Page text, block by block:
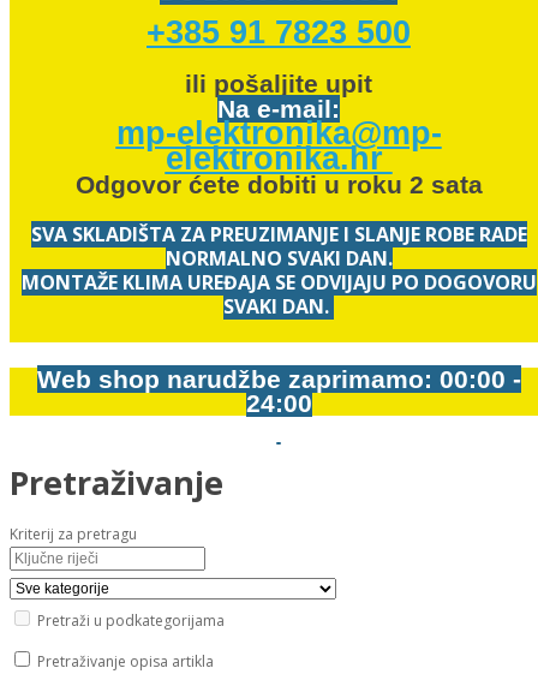
+385 91 7823 500
ili pošaljite upit
Na e-mail:
mp-elektronika@mp-
elektronika.hr
Odgovor ćete dobiti u roku 2 sata
SVA SKLADIŠTA ZA PREUZIMANJE I SLANJE ROBE RADE
NORMALNO SVAKI DAN.
MONTAŽE KLIMA UREĐAJA SE ODVIJAJU PO DOGOVORU
SVAKI DAN.
Web shop narudžbe zaprimamo: 00:00 -
24:00
Pretraživanje
Kriterij za pretragu
Pretraži u podkategorijama
Pretraživanje opisa artikla